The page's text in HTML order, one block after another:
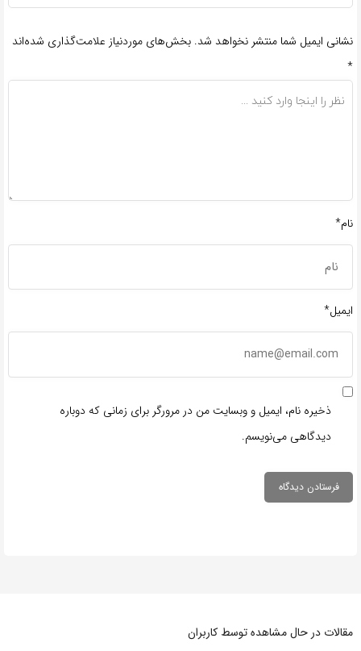
نشانی ایمیل شما منتشر نخواهد شد. بخش‌های موردنیاز علامت‌گذاری شده‌اند
*
نام*
ایمیل*
ذخیره نام، ایمیل و وبسایت من در مرورگر برای زمانی که دوباره
دیدگاهی می‌نویسم.
مقالات در حال مشاهده توسط کاربران